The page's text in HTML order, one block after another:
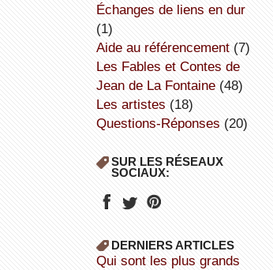
échanges de liens en dur
(1)
aide au référencement(7)
Les Fables et Contes de
Jean de La Fontaine(48)
Les artistes (18)
Questions-Réponses (20)
SUR LES RÉSEAUX
SOCIAUX:
DERNIERS ARTICLES
Qui sont les plus grands